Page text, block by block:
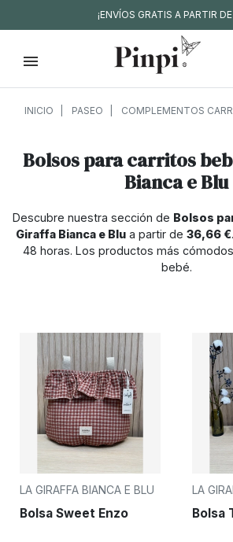
¡ENVÍOS GRATIS A PARTIR
INICIO PASEO COMPLEMENTOS
Bolsos para carritos
Bianca e Blu
Descubre nuestra sección de Bolsos
Giraffa Bianca e Blu a partir de 36,66 €
48 horas. Los productos más
bebé.
LA GIRAFFA BIANCA E BLU
Bolsa Sweet Enzo
LA
Bolsa